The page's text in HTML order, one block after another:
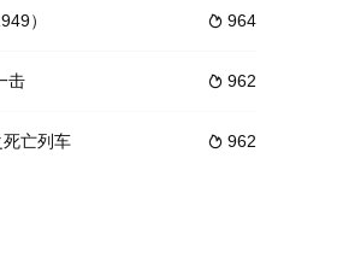
服一切困难，发挥高度的创造性，揭露敌
 964
）
 962
击
 962
亡列车